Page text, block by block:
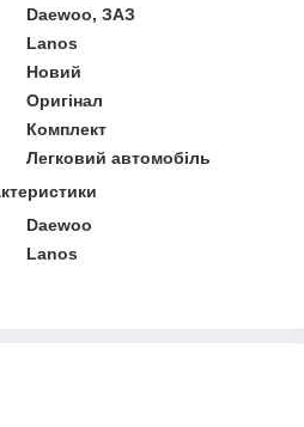
Daewoo, ЗАЗ
Lanos
Новий
Оригінал
Комплект
Легковий автомобіль
Daewoo
Lanos